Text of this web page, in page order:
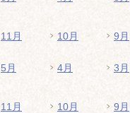
11月 10月 9月
5月 4月 3月
11月 10月 9月